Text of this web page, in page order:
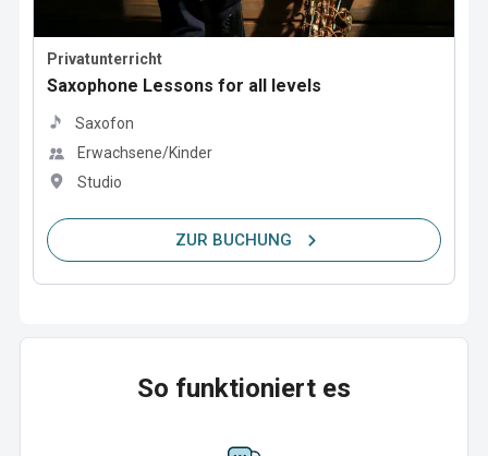
Privatunterricht
Saxophone Lessons for all levels
Saxofon
Erwachsene/Kinder
Studio
ZUR BUCHUNG
So funktioniert es